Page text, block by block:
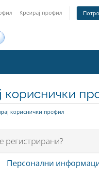
Креирај профил
кориснички
кориснички профил
регистрирани?
Персонални